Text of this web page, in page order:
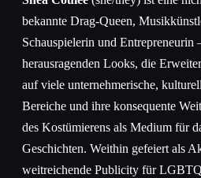
bekannte Drag-Queen,
Schauspielerin und Entrepreneurin
herausragenden Looks, die
auf viele unternehmerische,
Bereiche und ihre konsequente
des Kostümierens als Medium für
Geschichten. Weithin gefeiert als
weitreichende Publicity für